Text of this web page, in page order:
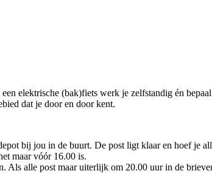
elektrische (bak)fiets werk je zelfstandig én
dat je door en door kent.
bij jou in de buurt. De post ligt klaar en hoef je
maar vóór 16.00 is.
Als alle post maar uiterlijk om 20.00 uur in de